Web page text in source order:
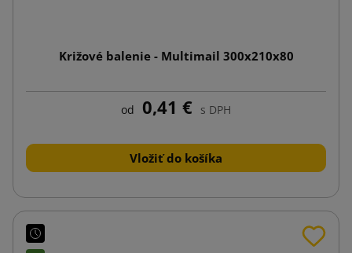
Križové balenie - Multimail 300x210x80
od 0,41 € s DPH
Vložiť do košíka